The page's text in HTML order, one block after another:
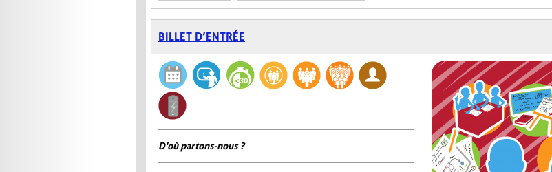
BILLET D’ENTRÉE
D'où partons-nous ?